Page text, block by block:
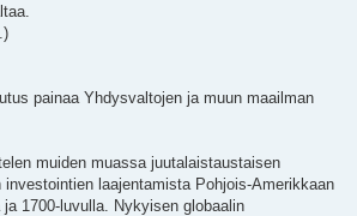
painaa Yhdysvaltojen ja muun maailman
muiden muassa juutalaistaustaisen
investointien laajentamista Pohjois-Amerikkaan
1700-luvulla. Nykyisen globaalin